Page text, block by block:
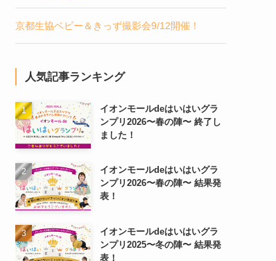
京都生協ベビー＆きっず撮影会9/12開催！
人気記事ランキング
イオンモールdeはいはいグラ
ンプリ2026〜春の陣〜 終了し
ました！
イオンモールdeはいはいグラ
ンプリ2026〜春の陣〜 結果発
表！
イオンモールdeはいはいグラ
ンプリ2025〜冬の陣〜 結果発
表！